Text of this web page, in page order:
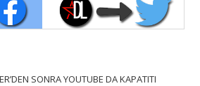
SONRA YOUTUBE DA KAPATITI